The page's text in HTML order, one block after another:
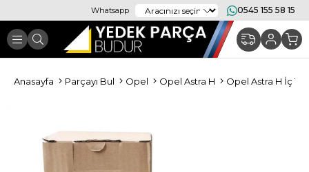
Whatsapp 0545 155 58 15
Anasayfa Parçayı Bul Opel Opel Astra H Opel Astra H İç